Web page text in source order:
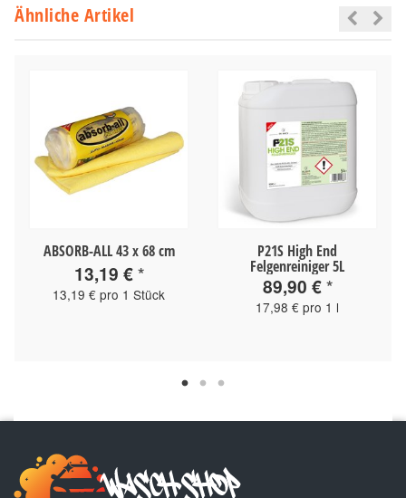
Ähnliche Artikel
ABSORB-ALL 43 x 68 cm
13,19 €*
13,19 € pro 1 Stück
P21S High End
Felgenreiniger 5L
89,90 €*
17,98 € pro 1 l